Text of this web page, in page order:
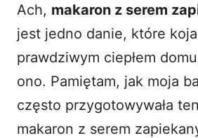
i
d
e
Ach, makaron z serem
jest jedno danie, które
prawdziwym ciepłem
ono. Pamiętam, jak moja
często przygotowywała
makaron z serem